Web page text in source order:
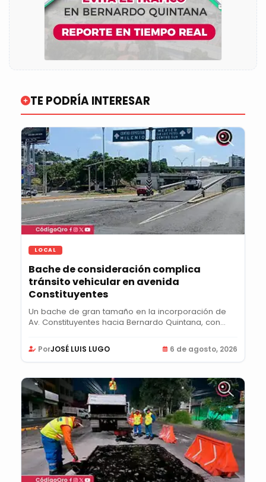
TE PODRÍA INTERESAR
LOCAL
Bache de consideración complica
tránsito vehicular en avenida
Constituyentes
Un bache de gran tamaño en la incorporación de
Av. Constituyentes hacia Bernardo Quintana, con...
PorJOSÉ LUIS LUGO 6 de agosto, 2026